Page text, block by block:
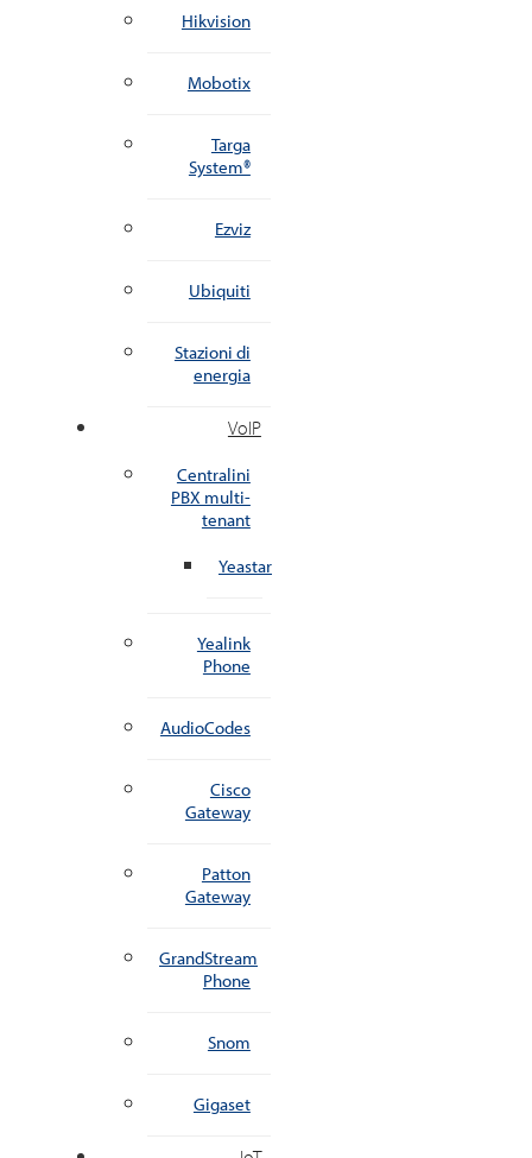
Hikvision
Mobotix
Targa
System®
Ezviz
Ubiquiti
Stazioni di
energia
VoIP
Centralini
PBX multi-
tenant
Yeastar
Yealink
Phone
AudioCodes
Cisco
Gateway
Patton
Gateway
GrandStream
Phone
Snom
Gigaset